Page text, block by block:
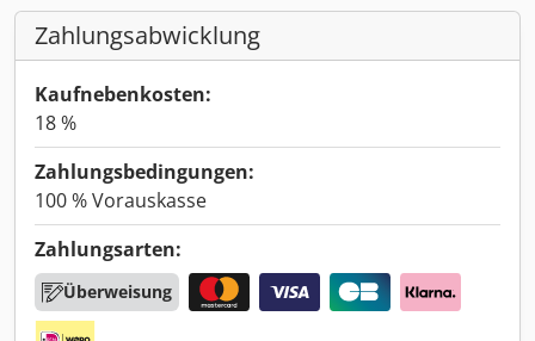
Zahlungsabwicklung
Kaufnebenkosten:
18 %
Zahlungsbedingungen:
100 % Vorauskasse
Zahlungsarten:
Überweisung